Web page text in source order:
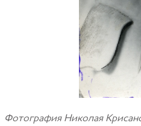
Фотография Николая